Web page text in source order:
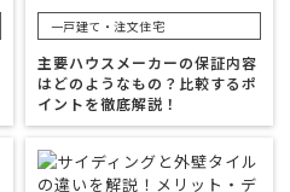
一戸建て・注文住宅
主要ハウスメーカーの保証内容
はどのようなもの？比較するポ
イントを徹底解説！